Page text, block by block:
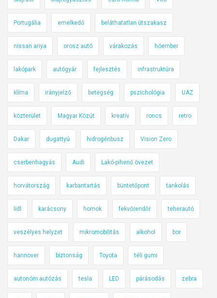
Portugália emelkedő beláthatatlan útszakasz
nissan ariya orosz autó várakozás hóember
lakópark autógyár fejlesztés infrastruktúra
klíma irányjelző betegség pszichológia UAZ
közterület Magyar Közút kreatív roncs retro
Dakar dugattyú hidrogénbusz Vision Zero
cserbenhagyás Audi Lakó-pihenő övezet
horvátország karbantartás büntetőpont tankolás
lidl karácsony homok fekvőrendőr teherautó
veszélyes helyzet mikromobilitás alkohol bor
hannover biztonság Toyota téli gumi
autonóm autózás tesla LED párásodás zebra